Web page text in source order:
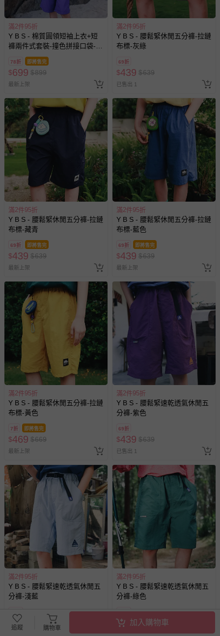
滿2件95折
Y B S - 棉質圓領短袖上衣+短
褲兩件式套裝-撞色拼接口袋-黑
78折 即將售完
$699 $899
最新上架
滿2件95折
Y B S - 腰鬆緊休閒五分褲-拉鏈
布標-灰綠
69折
$439 $639
已售出 1
滿2件95折
Y B S - 腰鬆緊休閒五分褲-拉鏈
布標-藏青
69折 即將售完
$439 $639
最新上架
滿2件95折
Y B S - 腰鬆緊休閒五分褲-拉鏈
布標-藍色
69折 即將售完
$439 $639
最新上架
滿2件95折
Y B S - 腰鬆緊休閒五分褲-拉鏈
布標-黃色
7折 即將售完
$469 $669
最新上架
滿2件95折
Y B S - 腰鬆緊速乾透氣休閒五
分褲-紫色
69折
$439 $639
已售出 1
滿2件95折
Y B S - 腰鬆緊速乾透氣休閒五
分褲-淺藍
$439 639
滿2件95折
Y B S - 腰鬆緊速乾透氣休閒五
分褲-綠色
69折
$439 $639
最新上架
追蹤 購物車
加入購物車